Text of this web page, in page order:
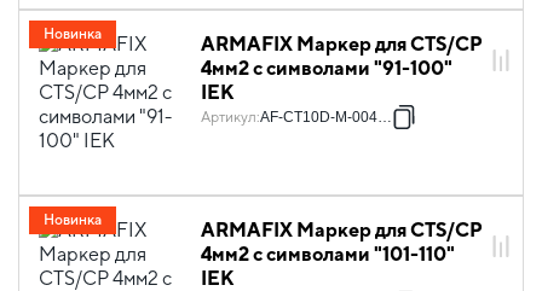
ARMAFIX Маркер для CTS/CP
4мм2 с символами "91-100"
IEK
Артикул:AF-CT10D-M-004-10
Новинка
ARMAFIX Маркер для CTS/CP
4мм2 с символами "101-110"
IEK
Новинка